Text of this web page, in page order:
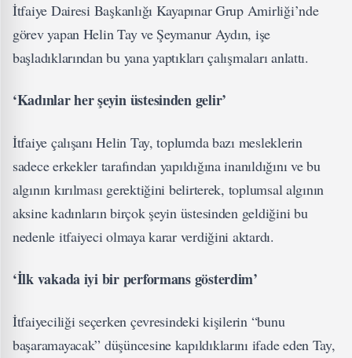
İtfaiye Dairesi Başkanlığı Kayapınar Grup Amirliği’nde
görev yapan Helin Tay ve Şeymanur Aydın, işe
başladıklarından bu yana yaptıkları çalışmaları anlattı.
‘Kadınlar her şeyin üstesinden gelir’
İtfaiye çalışanı Helin Tay, toplumda bazı mesleklerin
sadece erkekler tarafından yapıldığına inanıldığını ve bu
algının kırılması gerektiğini belirterek, toplumsal algının
aksine kadınların birçok şeyin üstesinden geldiğini bu
nedenle itfaiyeci olmaya karar verdiğini aktardı.
‘İlk vakada iyi bir performans gösterdim’
İtfaiyeciliği seçerken çevresindeki kişilerin “bunu
başaramayacak” düşüncesine kapıldıklarını ifade eden Tay,